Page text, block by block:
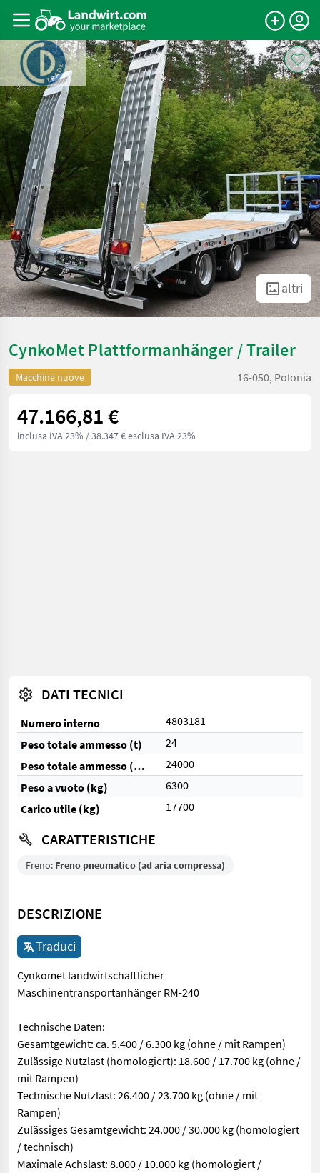
altri
CynkoMet Plattformanhänger / Trailer
Macchine nuove 16-050, Polonia
47.166,81 €
inclusa IVA 23% / 38.347 € esclusa IVA 23%
DATI TECNICI
Numero interno
4803181
Peso totale ammesso (t)
24
Peso totale ammesso (kg)
24000
Peso a vuoto (kg)
6300
Carico utile (kg)
17700
CARATTERISTICHE
Freno: Freno pneumatico (ad aria compressa)
DESCRIZIONE
Traduci
Cynkomet landwirtschaftlicher
Maschinentransportanhänger RM-240
Technische Daten:
Gesamtgewicht: ca. 5.400 / 6.300 kg (ohne / mit Rampen)
Zulässige Nutzlast (homologiert): 18.600 / 17.700 kg (ohne /
mit Rampen)
Technische Nutzlast: 26.400 / 23.700 kg (ohne / mit
Rampen)
Zulässiges Gesamtgewicht: 24.000 / 30.000 kg (homologiert
/ technisch)
Maximale Achslast: 8.000 / 10.000 kg (homologiert /